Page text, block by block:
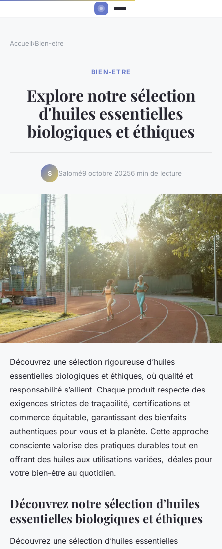
Accueil›Bien-etre
BIEN-ETRE
Explore notre sélection
d'huiles essentielles
biologiques et éthiques
S Salomé9 octobre 20256 min de lecture
Découvrez une sélection rigoureuse d’huiles
essentielles biologiques et éthiques, où qualité et
responsabilité s’allient. Chaque produit respecte des
exigences strictes de traçabilité, certifications et
commerce équitable, garantissant des bienfaits
authentiques pour vous et la planète. Cette approche
consciente valorise des pratiques durables tout en
offrant des huiles aux utilisations variées, idéales pour
votre bien-être au quotidien.
Découvrez notre sélection d’huiles
essentielles biologiques et éthiques
Découvrez une sélection d’huiles essentielles